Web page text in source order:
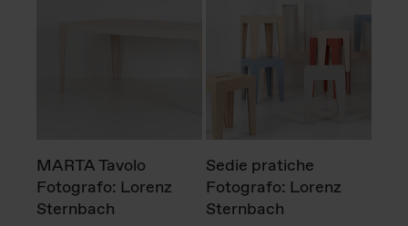
MARTA Tavolo
Fotografo: Lorenz
Sternbach
Sedie pratiche
Fotografo: Lorenz
Sternbach